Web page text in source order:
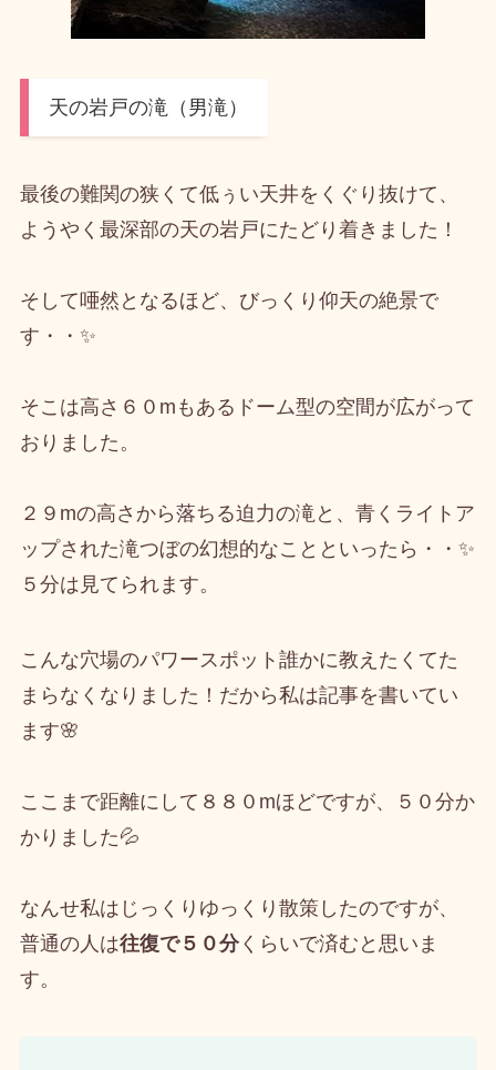
天の岩戸の滝（男滝）
最後の難関の狭くて低ぅい天井をくぐり抜けて、
ようやく最深部の天の岩戸にたどり着きました！
そして唖然となるほど、びっくり仰天の絶景で
す・・✨
そこは高さ６０mもあるドーム型の空間が広がって
おりました。
２９mの高さから落ちる迫力の滝と、青くライトア
ップされた滝つぼの幻想的なことといったら・・✨
５分は見てられます。
こんな穴場のパワースポット誰かに教えたくてた
まらなくなりました！だから私は記事を書いてい
ます🌸
ここまで距離にして８８０mほどですが、５０分か
かりました💦
なんせ私はじっくりゆっくり散策したのですが、
普通の人は往復で５０分くらいで済むと思いま
す。